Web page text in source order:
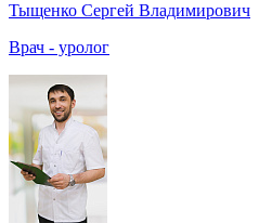
Тыщенко Сергей Владимирович
Врач - уролог